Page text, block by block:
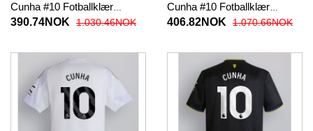
Cunha #10 Fotballklær
Tredjedraktsett Barn 2025-26
390.74NOK 1.030.46NOK
Cunha #10 Fotballklær
Hjemmedrakt 2025-26
406.82NOK 1.070.66NOK